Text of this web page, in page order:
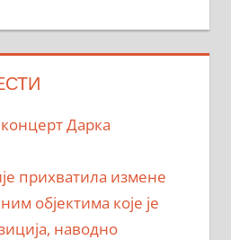
Дарка
прихватила измене
објектима које је
наводно